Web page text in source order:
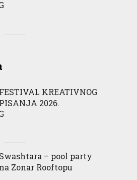
FESTIVAL KREATIVNOG
PISANJA 2026.
Swashtara – pool party
na Zonar Rooftopu